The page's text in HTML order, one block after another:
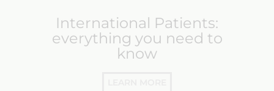
International Patients:
everything you need to
know